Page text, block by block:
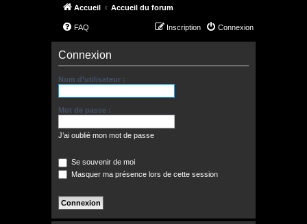
Accueil Accueil du forum
FAQ Connexion
Inscription
Connexion
Nom d’utilisateur :
Mot de passe :
J’ai oublié mon mot de passe
Se souvenir de moi
Masquer ma présence lors de cette session